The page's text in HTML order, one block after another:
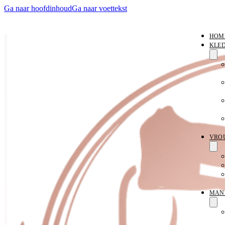
Ga naar hoofdinhoudGa naar voettekst